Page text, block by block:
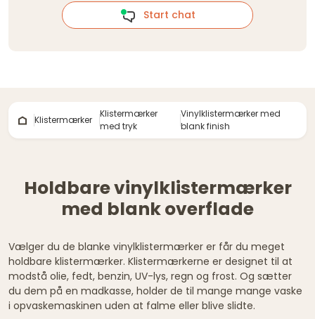
Start chat
Klistermærker
Klistermærker
med tryk
Vinylklistermærker med
blank finish
Holdbare vinylklistermærker
med blank overflade
Vælger du de blanke vinylklistermærker er får du meget
holdbare klistermærker. Klistermærkerne er designet til at
modstå olie, fedt, benzin, UV-lys, regn og frost. Og sætter
du dem på en madkasse, holder de til mange mange vaske
i opvaskemaskinen uden at falme eller blive slidte.